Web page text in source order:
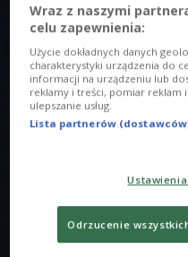
Tytuł
Stacja Nauka 2020/04/07
Prowadzący
Kuniszewicz Patryk
dobrego życia. Nowe
wulgaryzmy-czy są
matematyki-rachunek
Wraz z naszymi
celu zapewnienia:
Użycie dokładnych danych
charakterystyki urządzenia do
informacji na urządzeniu lub
reklamy i treści, pomiar reklam
ulepszanie usług.
Lista partnerów
Odrzucenie